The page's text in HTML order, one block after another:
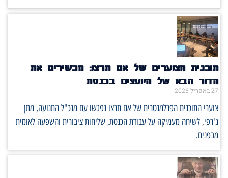
תוכנית הצוערים של אם תרצו: מכשירים את
הדור הבא של היועצים בכנסת
27 באפריל 2026
צוערי התוכנית הפרלמנטרית של אם תרצו נפגשו עם מנכ"ל התנועה, מתן
ג'רפי, לשיחה מעמיקה על עבודת הכנסת, שליחות ציבורית והשפעה לאומית
מבפנים.